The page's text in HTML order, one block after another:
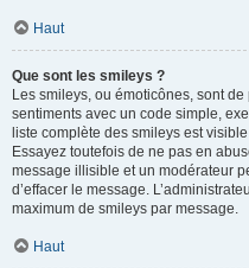
Haut
Que sont les smileys ?
Les smileys, ou émoticônes, sont
sentiments avec un code simple,
liste complète des smileys est
Essayez toutefois de ne pas en
message illisible et un modérateur
d’effacer le message.
maximum de smileys par message.
Haut